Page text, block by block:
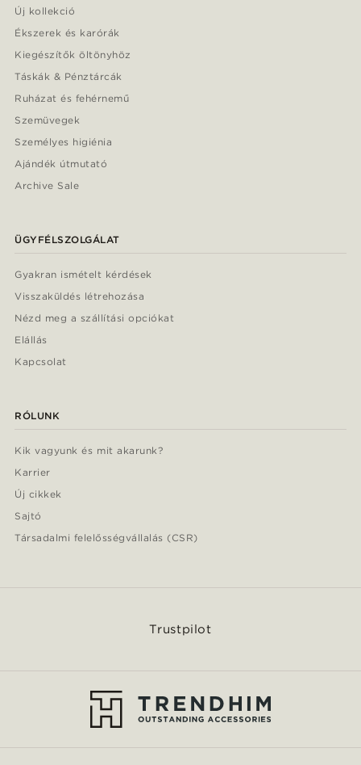
Új kollekció
Ékszerek és karórák
Kiegészítők öltönyhöz
Táskák & Pénztárcák
Ruházat és fehérnemű
Szemüvegek
Személyes higiénia
Ajándék útmutató
Archive Sale
ÜGYFÉLSZOLGÁLAT
Gyakran ismételt kérdések
Visszaküldés létrehozása
Nézd meg a szállítási opciókat
Elállás
Kapcsolat
RÓLUNK
Kik vagyunk és mit akarunk?
Karrier
Új cikkek
Sajtó
Társadalmi felelősségvállalás (CSR)
Trustpilot